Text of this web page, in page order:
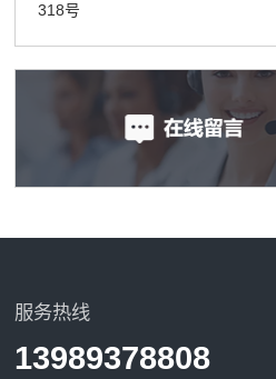
318号
服务热线
13989378808